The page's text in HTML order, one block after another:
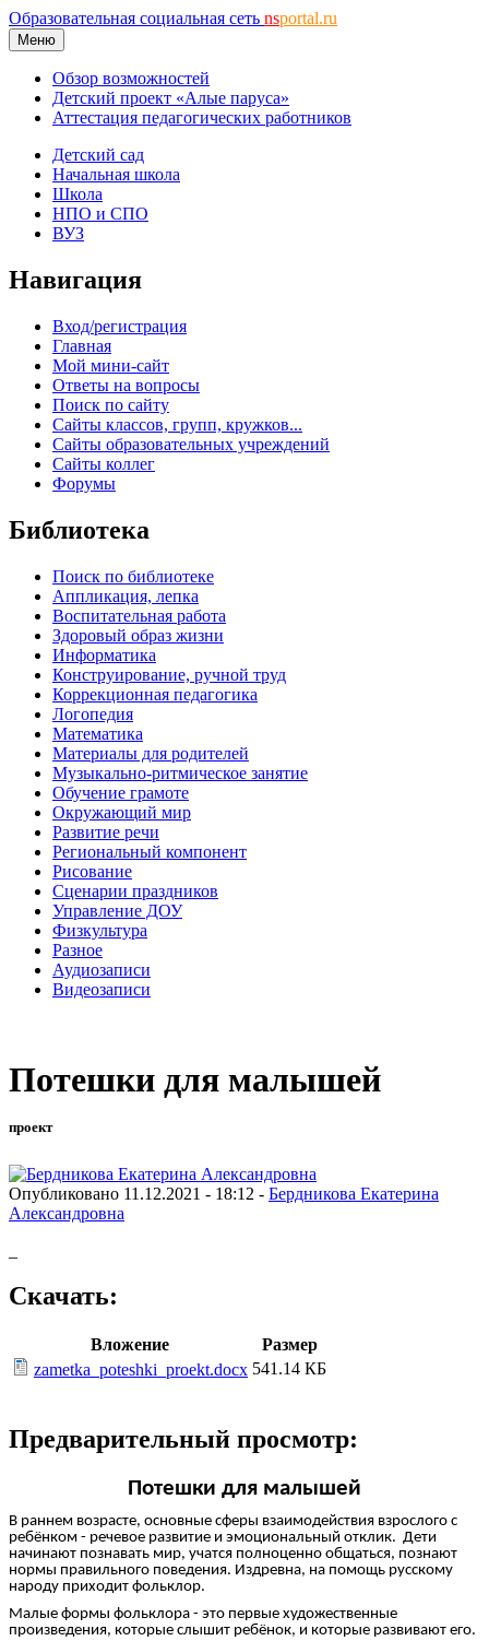
Образовательная социальная сеть nsportal.ru
Меню
Обзор возможностей
Детский проект «Алые паруса»
Аттестация педагогических работников
Детский сад
Начальная школа
Школа
НПО и СПО
ВУЗ
Навигация
Вход/регистрация
Главная
Мой мини-сайт
Ответы на вопросы
Поиск по сайту
Сайты классов, групп, кружков...
Сайты образовательных учреждений
Сайты коллег
Форумы
Библиотека
Поиск по библиотеке
Аппликация, лепка
Воспитательная работа
Здоровый образ жизни
Информатика
Конструирование, ручной труд
Коррекционная педагогика
Логопедия
Математика
Материалы для родителей
Музыкально-ритмическое занятие
Обучение грамоте
Окружающий мир
Развитие речи
Региональный компонент
Рисование
Сценарии праздников
Управление ДОУ
Физкультура
Разное
Аудиозаписи
Видеозаписи
Потешки для малышей
проект
Опубликовано 11.12.2021 - 18:12 - Бердникова Екатерина
Александровна
Скачать:
Вложение
Размер
zametka_poteshki_proekt.docx 541.14 КБ
Предварительный просмотр:
Потешки для малышей
В раннем возрасте, основные сферы взаимодействия взрослого с
ребёнком - речевое развитие и эмоциональный отклик. Дети
начинают познавать мир, учатся полноценно общаться, познают
нормы правильного поведения. Издревна, на помощь русскому
народу приходит фольклор.
Малые формы фольклора - это первые художественные
произведения, которые слышит ребёнок, и которые развивают его.